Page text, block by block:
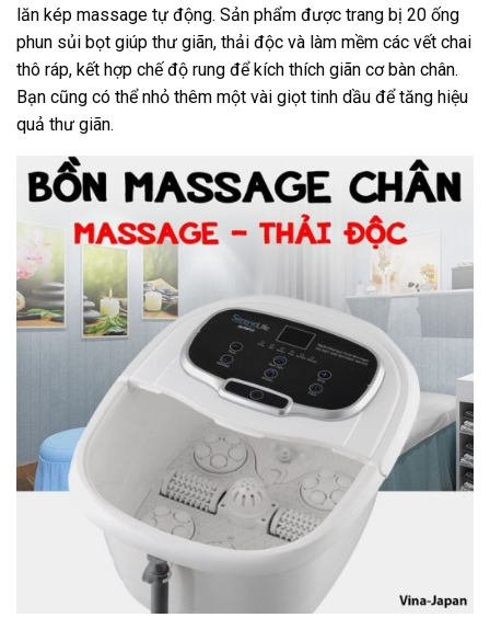
lăn kép massage tự động. Sản phẩm được trang bị 20 ống
phun sủi bọt giúp thư giãn, thải độc và làm mềm các vết chai
thô ráp, kết hợp chế độ rung để kích thích giãn cơ bàn chân.
Bạn cũng có thể nhỏ thêm một vài giọt tinh dầu để tăng hiệu
quả thư giãn.